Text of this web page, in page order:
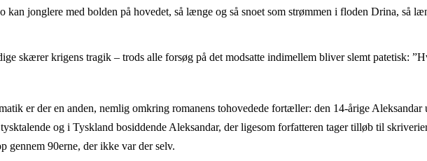
jonglere med bolden på hovedet, så længe og så snoet som strømmen i floden Drina, så
skærer krigens tragik – trods alle forsøg på det modsatte indimellem bliver slemt patetisk:
er der en anden, nemlig omkring romanens tohovedede fortæller: den 14-årige Aleksandar
og i Tyskland bosiddende Aleksandar, der ligesom forfatteren tager tilløb til
gennem 90erne, der ikke var der selv.